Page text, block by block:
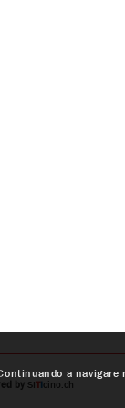
by SITIcino.ch
a